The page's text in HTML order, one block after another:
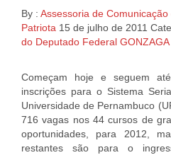
By : Assessoria de
Patriota 15 de julho de 2011
do Deputado Federal GONZAGA
Começam hoje e seguem
inscrições para o Sistema
Universidade de Pernambuco
716 vagas nos 44 cursos de
oportunidades, para 2012,
restantes são para o